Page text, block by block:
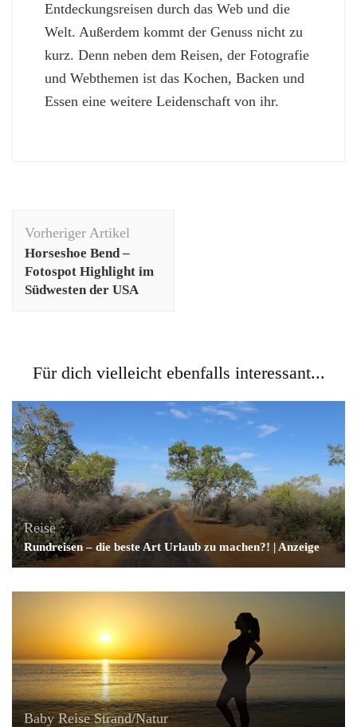
Entdeckungsreisen durch das Web und die
Welt. Außerdem kommt der Genuss nicht zu
kurz. Denn neben dem Reisen, der Fotografie
und Webthemen ist das Kochen, Backen und
Essen eine weitere Leidenschaft von ihr.
Vorheriger Artikel
Horseshoe Bend –
Fotospot Highlight im
Südwesten der USA
Für dich vielleicht ebenfalls interessant...
Reise
Rundreisen – die beste Art Urlaub zu machen?! | Anzeige
Baby Reise Strand/Natur